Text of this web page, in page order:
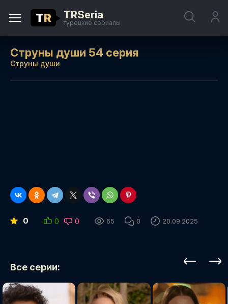
TR TRSeria
турецкие сериалы
Струны души 54 серия
Струны души
0 0 0 65 0 20.09.2025
Все серии: